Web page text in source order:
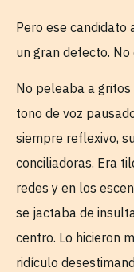
Pero ese
un gran defecto.
No peleaba a
tono de voz
siempre reflexivo,
conciliadoras. Era
redes y en los
se jactaba de
centro. Lo hicieron
ridículo